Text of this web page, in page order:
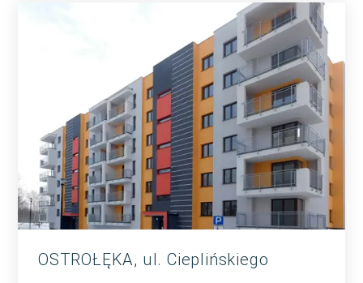
OSTROŁĘKA, ul. Cieplińskiego